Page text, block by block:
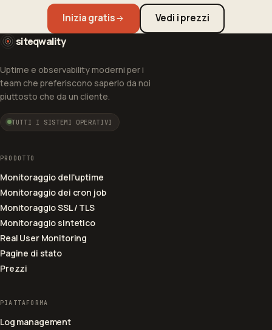
Inizia gratis Vedi i prezzi
siteqwality
Uptime e observability moderni per i
team che preferiscono saperlo da noi
piuttosto che da un cliente.
TUTTI I SISTEMI OPERATIVI
PRODOTTO
Monitoraggio dell'uptime
Monitoraggio dei cron job
Monitoraggio SSL / TLS
Monitoraggio sintetico
Real User Monitoring
Pagine di stato
Prezzi
PIATTAFORMA
Log management